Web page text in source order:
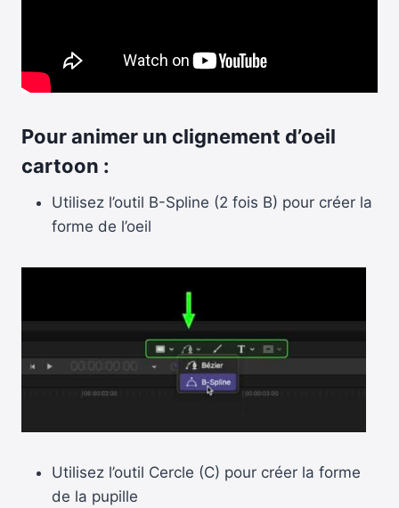
Pour animer un clignement d’oeil
cartoon :
Utilisez l’outil B-Spline (2 fois B) pour créer la
forme de l’oeil
Utilisez l’outil Cercle (C) pour créer la forme
de la pupille